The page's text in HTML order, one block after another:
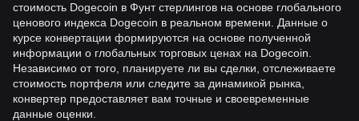
стоимость Dogecoin в Фунт стерлингов на основе глобального
ценового индекса Dogecoin в реальном времени. Данные о
курсе конвертации формируются на основе полученной
информации о глобальных торговых ценах на Dogecoin.
Независимо от того, планируете ли вы сделки, отслеживаете
стоимость портфеля или следите за динамикой рынка,
конвертер предоставляет вам точные и своевременные
данные оценки.